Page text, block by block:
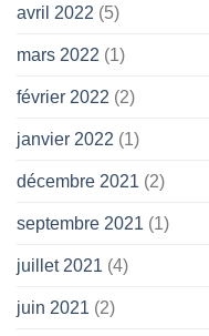
avril 2022 (5)
mars 2022 (1)
février 2022 (2)
janvier 2022 (1)
décembre 2021 (2)
septembre 2021 (1)
juillet 2021 (4)
juin 2021 (2)